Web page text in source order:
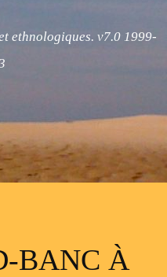
ethnologiques. v7.0 1999-
BANC À